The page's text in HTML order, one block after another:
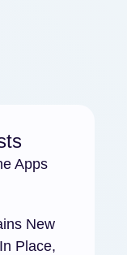
Apps
New
Place,